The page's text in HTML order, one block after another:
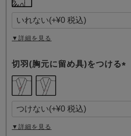
須
)
▼詳細を見る
切羽(胸元に留め具)をつける
須
)
▼詳細を見る